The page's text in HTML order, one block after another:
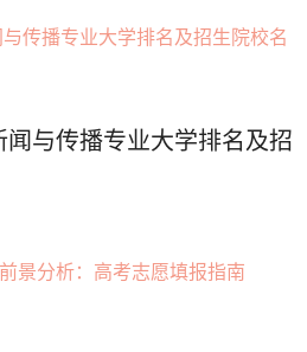
与传播专业大学排名及招